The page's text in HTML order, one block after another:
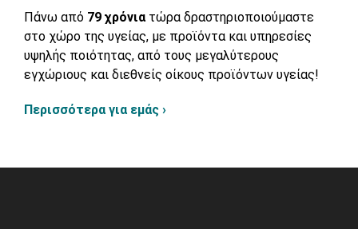
Πάνω από 79 χρόνια τώρα δραστηριοποιούμαστε
στο χώρο της υγείας, με προϊόντα και υπηρεσίες
υψηλής ποιότητας, από τους μεγαλύτερους
εγχώριους και διεθνείς οίκους προϊόντων υγείας!
Περισσότερα για εμάς ›